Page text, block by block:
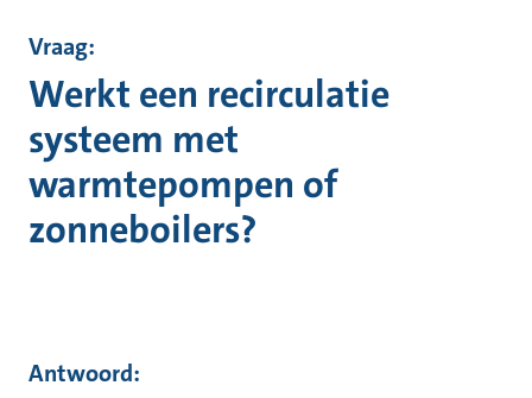
Vraag:
Werkt een recirculatie
systeem met
warmtepompen of
zonneboilers?
Antwoord: